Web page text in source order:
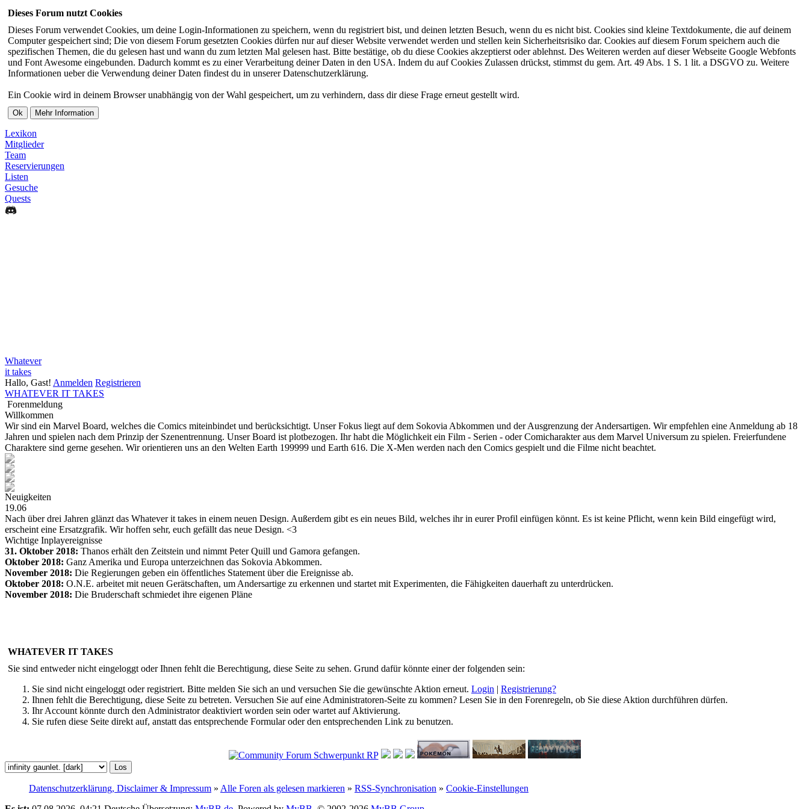
Dieses Forum nutzt Cookies
Dieses Forum verwendet Cookies, um deine Login-Informationen zu speichern, wenn du registriert bist, und deinen letzten Besuch, wenn du es nicht bist. Cookies sind kleine Textdokumente, die auf deinem
Computer gespeichert sind; Die von diesem Forum gesetzten Cookies dürfen nur auf dieser Website verwendet werden und stellen kein Sicherheitsrisiko dar. Cookies auf diesem Forum speichern auch die
spezifischen Themen, die du gelesen hast und wann du zum letzten Mal gelesen hast. Bitte bestätige, ob du diese Cookies akzeptierst oder ablehnst. Des Weiteren werden auf dieser Webseite Google Webfonts
und Font Awesome eingebunden. Dadurch kommt es zu einer Verarbeitung deiner Daten in den USA. Indem du auf Cookies Zulassen drückst, stimmst du gem. Art. 49 Abs. 1 S. 1 lit. a DSGVO zu. Weitere
Informationen ueber die Verwendung deiner Daten findest du in unserer Datenschutzerklärung.
Ein Cookie wird in deinem Browser unabhängig von der Wahl gespeichert, um zu verhindern, dass dir diese Frage erneut gestellt wird.
Lexikon
Mitglieder
Team
Reservierungen
Listen
Gesuche
Quests
Whatever
it takes
Hallo, Gast! Anmelden Registrieren
WHATEVER IT TAKES
Forenmeldung
Willkommen
Wir sind ein Marvel Board, welches die Comics miteinbindet und berücksichtigt. Unser Fokus liegt auf dem Sokovia Abkommen und der Ausgrenzung der Andersartigen. Wir empfehlen eine Anmeldung ab 18
Jahren und spielen nach dem Prinzip der Szenentrennung. Unser Board ist plotbezogen. Ihr habt die Möglichkeit ein Film - Serien - oder Comicharakter aus dem Marvel Universum zu spielen. Freierfundene
Charaktere sind gerne gesehen. Wir orientieren uns an den Welten Earth 199999 und Earth 616. Die X-Men werden nach den Comics gespielt und die Filme nicht beachtet.
Neuigkeiten
19.06
Nach über drei Jahren glänzt das Whatever it takes in einem neuen Design. Außerdem gibt es ein neues Bild, welches ihr in eurer Profil einfügen könnt. Es ist keine Pflicht, wenn kein Bild eingefügt wird,
erscheint eine Ersatzgrafik. Wir hoffen sehr, euch gefällt das neue Design. <3
Wichtige Inplayereignisse
31. Oktober 2018: Thanos erhält den Zeitstein und nimmt Peter Quill und Gamora gefangen.
Oktober 2018: Ganz Amerika und Europa unterzeichnen das Sokovia Abkommen.
November 2018: Die Regierungen geben ein öffentliches Statement über die Ereignisse ab.
Oktober 2018: O.N.E. arbeitet mit neuen Gerätschaften, um Andersartige zu erkennen und startet mit Experimenten, die Fähigkeiten dauerhaft zu unterdrücken.
November 2018: Die Bruderschaft schmiedet ihre eigenen Pläne
WHATEVER IT TAKES
Sie sind entweder nicht eingeloggt oder Ihnen fehlt die Berechtigung, diese Seite zu sehen. Grund dafür könnte einer der folgenden sein:
Sie sind nicht eingeloggt oder registriert. Bitte melden Sie sich an und versuchen Sie die gewünschte Aktion erneut. Login | Registrierung?
Ihnen fehlt die Berechtigung, diese Seite zu betreten. Versuchen Sie auf eine Administratoren-Seite zu kommen? Lesen Sie in den Forenregeln, ob Sie diese Aktion durchführen dürfen.
Ihr Account könnte durch den Administrator deaktiviert worden sein oder wartet auf Aktivierung.
Sie rufen diese Seite direkt auf, anstatt das entsprechende Formular oder den entsprechenden Link zu benutzen.
Datenschutzerklärung, Disclaimer & Impressum » Alle Foren als gelesen markieren » RSS-Synchronisation » Cookie-Einstellungen